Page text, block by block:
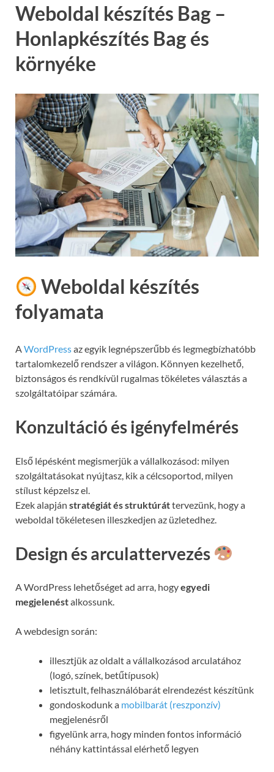
Weboldal készítés Bag –
Honlapkészítés Bag és
környéke
Weboldal készítés
folyamata
AWordPressaz egyik legnépszerűbb és legmegbízhatóbb
tartalomkezelő rendszer a világon. Könnyen kezelhető,
biztonságos és rendkívül rugalmas tökéletes választás a
szolgáltatóipar számára.
Konzultáció és igényfelmérés
Első lépésként megismerjük a vállalkozásod: milyen
szolgáltatásokat nyújtasz, kik a célcsoportod, milyen
stílust képzelsz el.
Ezek alapján stratégiát és struktúráttervezünk, hogy a
weboldal tökéletesen illeszkedjen az üzletedhez.
Design és arculattervezés
A WordPress lehetőséget ad arra, hogyegyedi
megjelenéstalkossunk.
A webdesign során:
illesztjük az oldalt a vállalkozásod arculatához
(logó, színek, betűtípusok)
letisztult, felhasználóbarát elrendezést készítünk
gondoskodunk a mobilbarát (reszponzív)
megjelenésről
figyelünk arra, hogy minden fontos információ
néhány kattintással elérhető legyen